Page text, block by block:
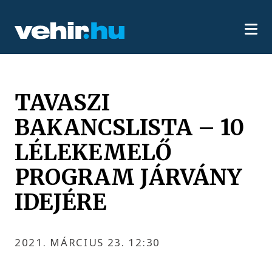
TAVASZI
BAKANCSLISTA – 10
LÉLEKEMELŐ
PROGRAM JÁRVÁNY
IDEJÉRE
2021. MÁRCIUS 23. 12:30